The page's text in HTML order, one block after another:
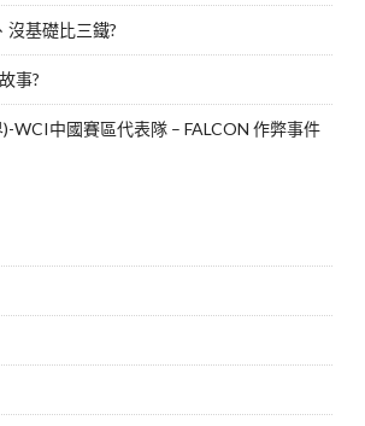
沒基礎比三鐵?
事?
WCI中國賽區代表隊 – FALCON 作弊事件